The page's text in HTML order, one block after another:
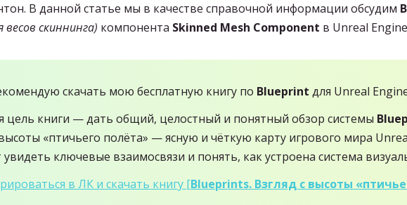
В данной статье мы в качестве справочной информации обсудим
весов скиннинга) компонента Skinned Mesh Component в Unreal
скачать мою бесплатную книгу по Blueprint для Unreal
цель книги — дать общий, целостный и понятный обзор системы
«птичьего полёта» — ясную и чёткую карту игрового мира
ключевые взаимосвязи и понять, как устроена система
в ЛК и скачать книгу [Blueprints. Взгляд с высоты